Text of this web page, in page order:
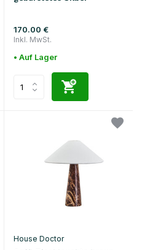
170.00 €
Inkl. MwSt.
• Auf Lager
House Doctor